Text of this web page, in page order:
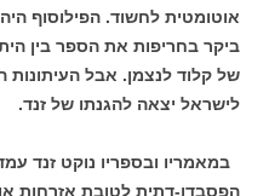
אוטומטית לחשוד. הפילוסוף
ביקר בחריפות את הספר בין
של קלוד לנצמן. אבל
לישראל יצאה להגנתו של זנד.
במאמריו ובספריו נוקט זנד
הפסבדו-דתית לטובת אזרחות